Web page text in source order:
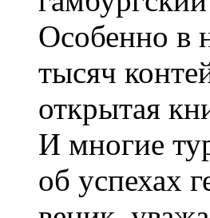
Особенно в
тысяч
открытая
И многие
об успехах